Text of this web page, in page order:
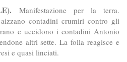
Manifestazione per la terra.
contadini crumiri contro gli
e uccidono i contadini Antonio
altri sette. La folla reagisce e
e quasi linciati.